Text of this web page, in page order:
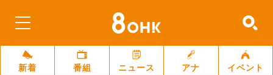
新着 番組 ニュース アナ イベント